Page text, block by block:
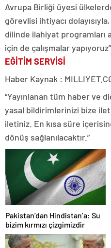
Avrupa Birliği üyesi
görevlisi ihtiyacı
dilinde ilahiyat programları
için de çalışmalar
EĞİTİM SERVİSİ
Haber Kaynak :
“Yayınlanan tüm haber ve
yasal bildirimlerinizi bize
iletiniz. En kısa süre
dönüş sağlanılacaktır.”
Pakistan’dan Hindistan’a: Su
bizim kırmızı çizgimizdir